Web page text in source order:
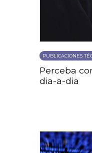
PUBLICACIONES
Perceba
dia-a-dia